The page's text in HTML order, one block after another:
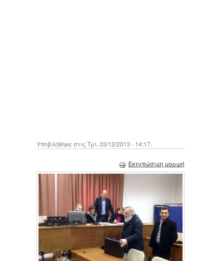
Υποβλήθηκε στις Τρί, 03/12/2013 - 14:17.
Εκτυπώσιμη μορφή